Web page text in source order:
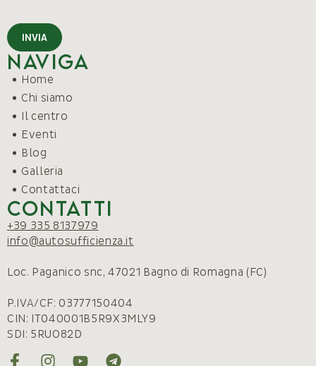
INVIA
Naviga
Home
Chi siamo
Il centro
Eventi
Blog
Galleria
Contattaci
Contatti
+39 335 8137979
info@autosufficienza.it
Loc. Paganico snc, 47021 Bagno di Romagna (FC)
P.IVA/CF: 03777150404
CIN: IT040001B5R9X3MLY9
SDI: 5RUO82D